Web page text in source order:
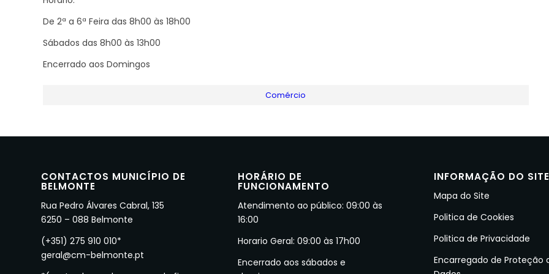
De 2ª a 6ª Feira das 8h00 às 18h00
Sábados das 8h00 às 13h00
Encerrado aos Domingos
Comércio
CONTACTOS MUNICÍPIO DE
BELMONTE
Rua Pedro Álvares Cabral, 135
6250 – 088 Belmonte
(+351) 275 910 010*
geral@cm-belmonte.pt
HORÁRIO DE
FUNCIONAMENTO
Atendimento ao público: 09:00 às
16:00
Horario Geral: 09:00 às 17h00
Encerrado aos sábados e
INFORMAÇÃO DO
Mapa do Site
Politica de Cookies
Politica de Privacidade
Encarregado de Proteção